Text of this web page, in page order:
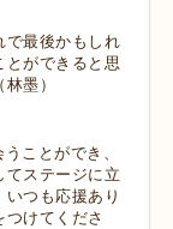
で最後かもしれ
とができると思
（​​林墨）
ことができ、
てステージに立
いつも応援あり
けてくださ